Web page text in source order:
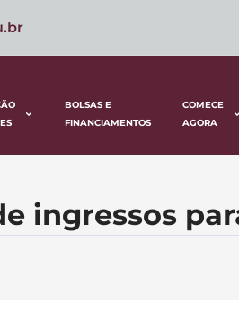
BOLSAS E
FINANCIAMENTOS
COMECE
AGORA
ingressos